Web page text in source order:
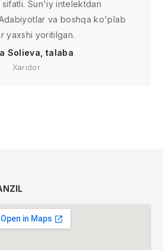
sifatli. Sun'iy intelektdan
va boshqa ko'plab
yaxshi yoritilgan.
Solieva, talaba
Xaridor